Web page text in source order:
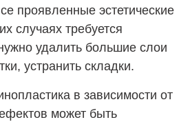
проявленные эстетические
случаях требуется
удалить большие слои
устранить складки.
в зависимости от
может быть